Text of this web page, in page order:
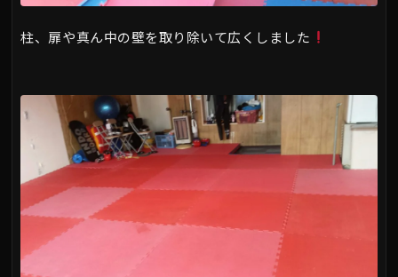
柱、扉や真ん中の壁を取り除いて広くしました